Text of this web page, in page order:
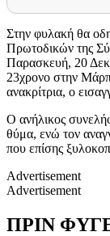
Στην φυλακή θα
Πρωτοδικών της
Παρασκευή, 20
23χρονο στην
ανακρίτρια, ο
Ο ανήλικος
θύμα, ενώ τον
που επίσης
Advertisement
Advertisement
ΠΡΙΝ